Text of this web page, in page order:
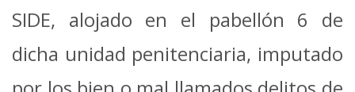
SIDE, alojado en el pabellón 6 de
dicha unidad penitenciaria, imputado